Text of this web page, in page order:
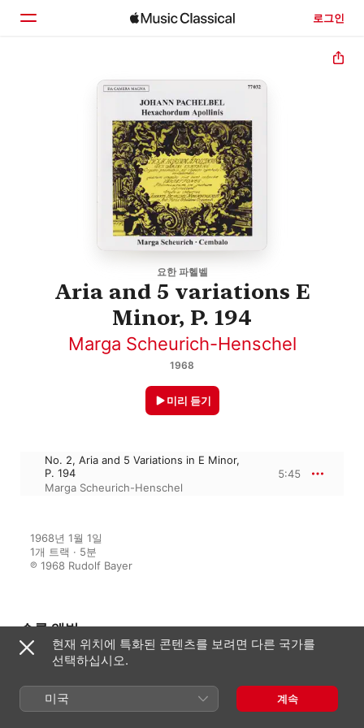
로그인
요한 파헬벨
Aria and 5 variations E
Minor, P. 194
Marga Scheurich-Henschel
1968
미리 듣기
No. 2, Aria and 5 Variations in E Minor,
P. 194
Marga Scheurich-Henschel
5:45
1968년 1월 1일
1개 트랙 · 5분
℗ 1968 Rudolf Bayer
수록 앨범
Pachelbel: Hexachordum
Apollinis, P. 193-198
현재 위치에 특화된 콘텐츠를 보려면 다른 국가를
선택하십시오.
미국 계속